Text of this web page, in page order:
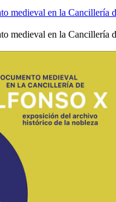
medieval en la Cancillería
medieval en la Cancillería